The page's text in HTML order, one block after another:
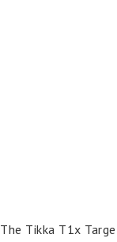
The Tikka T1x